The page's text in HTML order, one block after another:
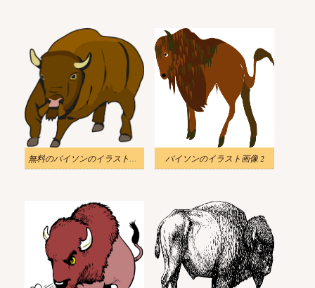
無料のバイソンのイラスト背景 バイソンのイラスト画像 2